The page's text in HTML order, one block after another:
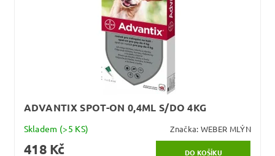
ADVANTIX SPOT-ON 0,4ML S/DO 4KG
Skladem (>5 KS) Značka: WEBER MLÝN
418 Kč